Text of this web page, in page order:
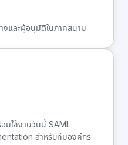
งและผู้อนุมัติในภาคสนาม
ใช้งานวันนี้ SAML
สำหรับทีมองค์กร